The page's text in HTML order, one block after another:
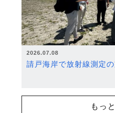
2026.07.08
請戸海岸で放射線測定の
もっ